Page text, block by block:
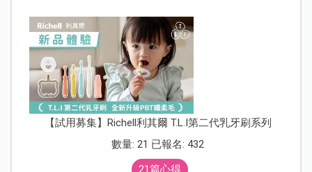
【試用募集】Richell利其爾 T.L.I第二代乳牙刷系列
數量: 21 已報名: 432
21篇心得